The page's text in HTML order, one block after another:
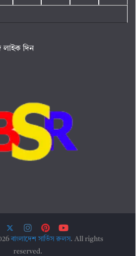
দিন
বাংলাদেশ সার্ভিস রুলস. All rights
reserved.